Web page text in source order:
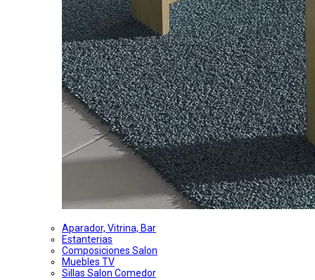
Aparador, Vitrina, Bar
Estanterias
Composiciones Salon
Muebles TV
Sillas Salon Comedor